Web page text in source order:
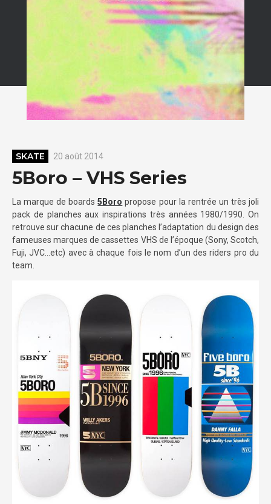
SKATE 20 août 2014
5Boro – VHS Series
La marque de boards5Boro propose pour la rentrée un très joli
pack de planches aux inspirations très années 1980/1990. On
retrouve sur chacune de ces planches l’adaptation du design des
fameuses marques de cassettes VHS de l’époque (Sony, Scotch,
Fuji, JVC…etc) avec à chaque fois le nom d’un des riders pro du
team.